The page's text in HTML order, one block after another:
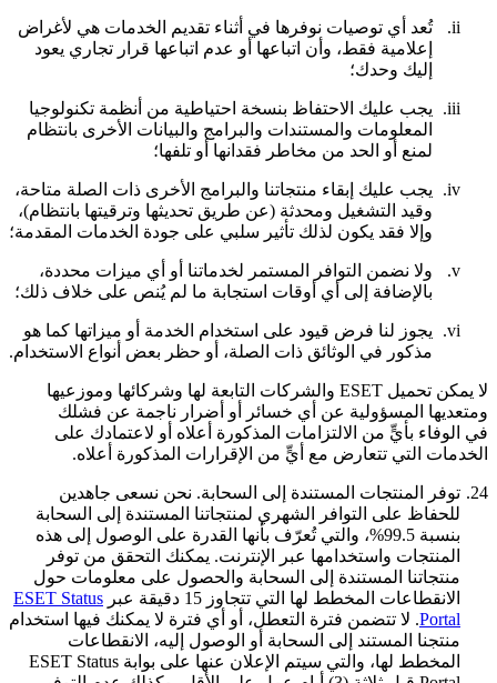
ii.
تُعد أي توصيات نوفرها في أثناء تقديم الخدمات هي لأغراض
إعلامية فقط، وأن اتباعها أو عدم اتباعها قرار تجاري يعود
إليك وحدك؛
iii.
يجب عليك الاحتفاظ بنسخة احتياطية من أنظمة تكنولوجيا
المعلومات والمستندات والبرامج والبيانات الأخرى بانتظام
لمنع أو الحد من مخاطر فقدانها أو تلفها؛
iv.
يجب عليك إبقاء منتجاتنا والبرامج الأخرى ذات الصلة متاحة،
وقيد التشغيل ومحدثة (عن طريق تحديثها وترقيتها بانتظام)،
وإلا فقد يكون لذلك تأثير سلبي على جودة الخدمات المقدمة؛
v.
ولا نضمن التوافر المستمر لخدماتنا أو أي ميزات محددة،
بالإضافة إلى أي أوقات استجابة ما لم يُنص على خلاف ذلك؛
vi.
يجوز لنا فرض قيود على استخدام الخدمة أو ميزاتها كما هو
مذكور في الوثائق ذات الصلة، أو حظر بعض أنواع الاستخدام.
لا يمكن تحميل ESET والشركات التابعة لها وشركائها وموزعيها
ومتعديها المسؤولية عن أي خسائر أو أضرار ناجمة عن فشلك
في الوفاء بأيٍّ من الالتزامات المذكورة أعلاه أو لاعتمادك على
الخدمات التي تتعارض مع أيٍّ من الإقرارات المذكورة أعلاه.
24. توفر المنتجات المستندة إلى السحابة. نحن نسعى جاهدين
للحفاظ على التوافر الشهري لمنتجاتنا المستندة إلى السحابة
بنسبة 99.5%، والتي تُعرّف بأنها القدرة على الوصول إلى هذه
المنتجات واستخدامها عبر الإنترنت. يمكنك التحقق من توفر
منتجاتنا المستندة إلى السحابة والحصول على معلومات حول
الانقطاعات المخطط لها التي تتجاوز 15 دقيقة عبر
ESET Status
Portal. لا تتضمن فترة التعطل، أو أي فترة لا يمكنك فيها استخدام
منتجنا المستند إلى السحابة أو الوصول إليه، الانقطاعات
المخطط لها، والتي سيتم الإعلان عنها على بوابة ESET Status